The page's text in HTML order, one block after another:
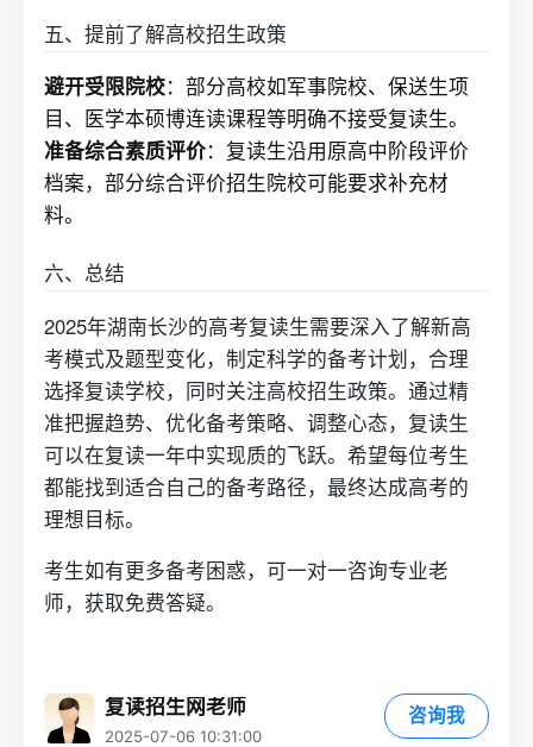
五、提前了解高校招生政策
避开受限院校：部分高校如军事院校、保送生项
目、医学本硕博连读课程等明确不接受复读生。
准备综合素质评价： 复读生沿用原高中阶段评价
档案，部分综合评价招生院校可能要求补充材
料。
六、总结
2025年湖南长沙的高考复读生需要深入了解新高
考模式及题型变化，制定科学的备考计划，合理
选择复读学校，同时关注高校招生政策。通过精
准把握趋势、优化备考策略、调整心态，复读生
可以在复读一年中实现质的飞跃。希望每位考生
都能找到适合自己的备考路径，最终达成高考的
理想目标。
考生如有更多备考困惑，可一对一咨询专业老
师，获取免费答疑。
复读招生网老师
2025-07-06 10:31:00
咨询我